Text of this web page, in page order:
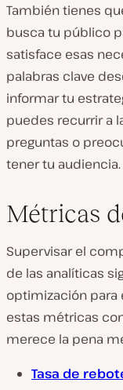
También tienes
busca tu público
satisface esas
palabras clave
informar tu
puedes recurrir a
preguntas o
tener tu audiencia.
Métricas
Supervisar el
de las analíticas
optimización para
estas métricas
merece la pena
Tasa de